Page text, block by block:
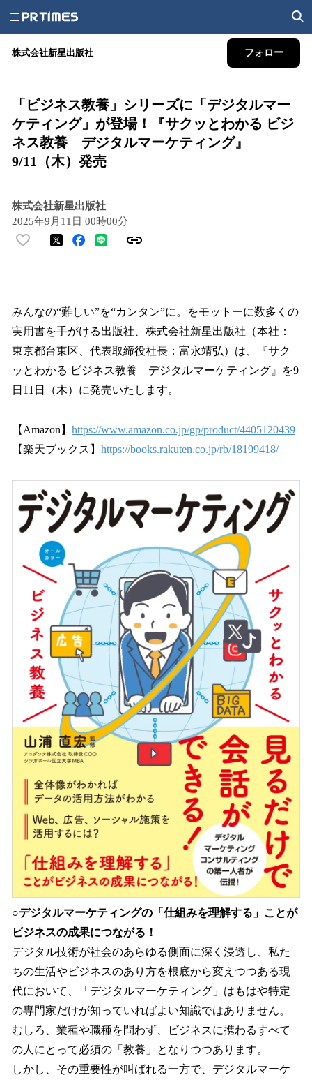
株式会社新星出版社 フォロー
「ビジネス教養」シリーズに「デジタルマー
ケティング」が登場！『サクッとわかる ビジ
ネス教養 デジタルマーケティング』
9/11（木）発売
株式会社新星出版社
2025年9月11日 00時00分
い
数
を
読
み
込
み
中
みんなの“難しい”を“カンタン”に。をモットーに数多くの
実用書を手がける出版社、株式会社新星出版社（本社：
東京都台東区、代表取締役社長：富永靖弘）は、『サク
ッとわかる ビジネス教養 デジタルマーケティング』を9
日11日（木）に発売いたします。
【Amazon】 https://www.amazon.co.jp/gp/product/4405120439
【楽天ブックス】 https://books.rakuten.co.jp/rb/18199418/
○デジタルマーケティングの「仕組みを理解する」ことが
ビジネスの成果につながる！
デジタル技術が社会のあらゆる側面に深く浸透し、私た
ちの生活やビジネスのあり方を根底から変えつつある現
代において、「デジタルマーケティング」はもはや特定
の専門家だけが知っていればよい知識ではありません。
むしろ、業種や職種を問わず、ビジネスに携わるすべて
の人にとって必須の「教養」となりつつあります。
しかし、その重要性が叫ばれる一方で、デジタルマーケ